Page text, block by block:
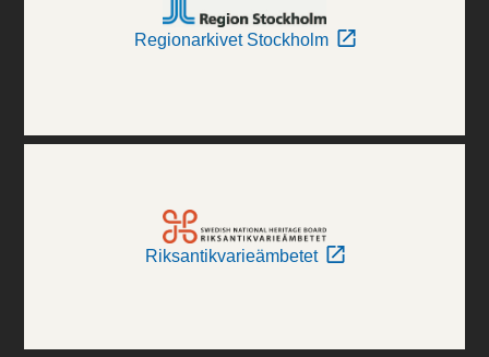
Regionarkivet Stockholm
Riksantikvarieämbetet